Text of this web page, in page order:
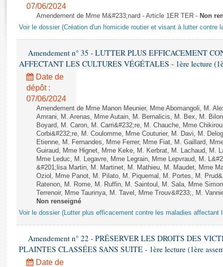
Rapports d'information
Dossiers législatifs
Budget et sécurité sociale
Questions écrites et orales
Comptes rendus des débats
Liens vers les sites publics
07/06/2024
Amendement de Mme M&#233;nard - Article 1ER TER - Non
Voir le dossier (Création d'un homicide routier et visant à lutter contre
Amendement n° 35 - LUTTER PLUS EFFICACEMENT
AFFECTANT LES CULTURES VÉGÉTALES - 1ère lecture
Date de
dépôt :
07/06/2024
Amendement de Mme Manon Meunier, Mme Abomangoli, M.
Amrani, M. Arenas, Mme Autain, M. Bernalicis, M. Bex, M.
Boyard, M. Caron, M. Carri&#232;re, M. Chauche, Mme
Corbi&#232;re, M. Coulomme, Mme Couturier, M. Davi, M.
Etienne, M. Fernandes, Mme Ferrer, Mme Fiat, M. Gaillard,
Guiraud, Mme Hignet, Mme Keke, M. Kerbrat, M. Lachaud, M.
Mme Leduc, M. Legavre, Mme Legrain, Mme Lepvraud, M.
&#201;lisa Martin, M. Martinet, M. Mathieu, M. Maudet, Mme
Oziol, Mme Panot, M. Pilato, M. Piquemal, M. Portes, M.
Ratenon, M. Rome, M. Ruffin, M. Saintoul, M. Sala, Mme
Terrenoir, Mme Taurinya, M. Tavel, Mme Trouv&#233;, M.
Non renseigné
Voir le dossier (Lutter plus efficacement contre les maladies affectant
Amendement n° 22 - PRÉSERVER LES DROITS DES
PLAINTES CLASSÉES SANS SUITE - 1ère lecture (1ère
Date de